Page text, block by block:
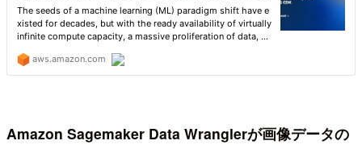
Amazon Sagemaker Data Wranglerが画像データの